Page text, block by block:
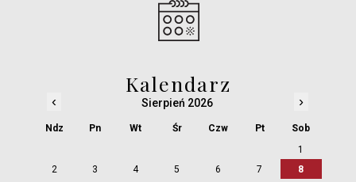
Kalendarz
‹ Sierpień 2026 ›
Ndz Pn Wt Śr Czw Pt
Sob
1
2
3 4 5 6 7
8